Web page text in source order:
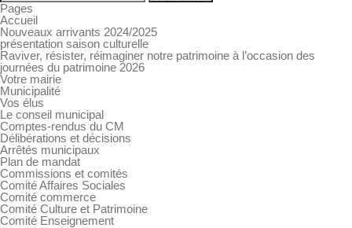
Pages
Accueil
Nouveaux arrivants 2024/2025
présentation saison culturelle
Raviver, résister, réimaginer notre patrimoine à l’occasion des
journées du patrimoine 2026
Votre mairie
Municipalité
Vos élus
Le conseil municipal
Comptes-rendus du CM
Délibérations et décisions
Arrêtés municipaux
Plan de mandat
Commissions et comités
Comité Affaires Sociales
Comité commerce
Comité Culture et Patrimoine
Comité Enseignement